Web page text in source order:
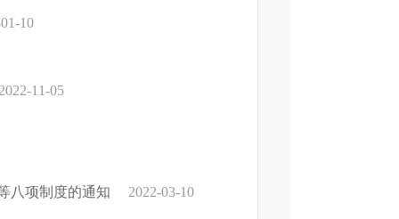
10
11-05
八项制度的通知 2022-03-10